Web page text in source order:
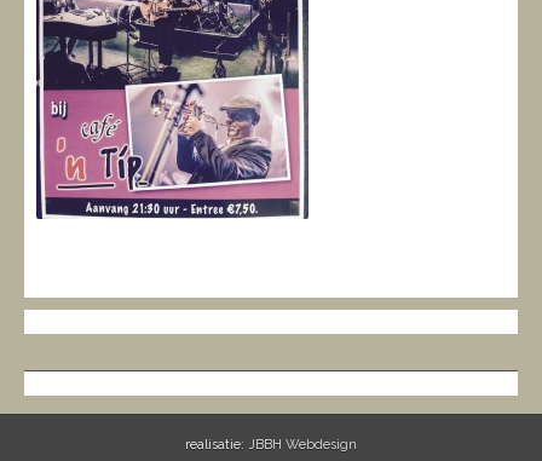
realisatie: JBBH Webdesign